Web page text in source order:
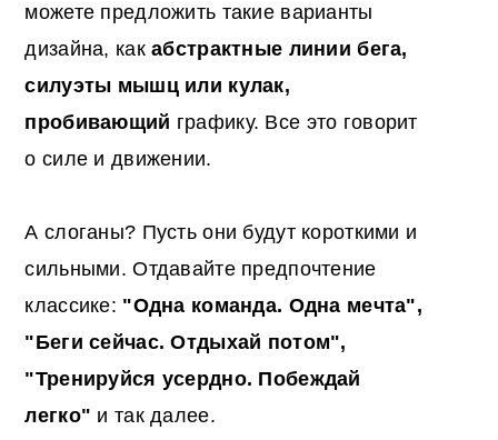
можете предложить такие варианты
дизайна, какабстрактные линии бега,
силуэты мышц или кулак,
пробивающий графику. Все это говорит
о силе и движении.
А слоганы? Пусть они будут короткими и
сильными. Отдавайте предпочтение
классике: "Одна команда. Одна мечта",
"Беги сейчас. Отдыхай потом",
"Тренируйся усердно. Побеждай
легко" и так далее.